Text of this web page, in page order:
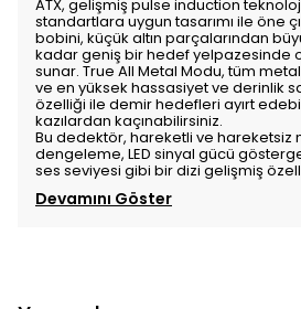
ATX, gelişmiş pulse induction
standartlara uygun tasarımı ile öne
bobini, küçük altın parçalarından
kadar geniş bir hedef yelpazesinde
sunar. True All Metal Modu, tüm
ve en yüksek hassasiyet ve derinlik
özelliği ile demir hedefleri ayırt
kazılardan kaçınabilirsiniz.
Bu dedektör, hareketli ve hareketsiz
dengeleme, LED sinyal gücü
ses seviyesi gibi bir dizi gelişmiş
Devamını Göster